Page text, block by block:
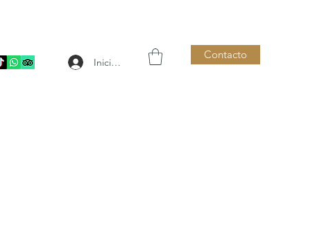
Iniciar sesión
Contacto